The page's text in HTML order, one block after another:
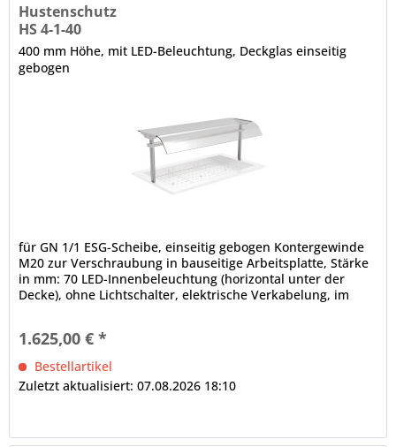
Hustenschutz
HS 4-1-40
400 mm Höhe, mit LED-Beleuchtung, Deckglas einseitig
gebogen
für GN 1/1 ESG-Scheibe, einseitig gebogen Kontergewinde
M20 zur Verschraubung in bauseitige Arbeitsplatte, Stärke
in mm: 70 LED-Innenbeleuchtung (horizontal unter der
Decke), ohne Lichtschalter, elektrische Verkabelung, im
gebogen, in der Tiefe wahlweise fixierbar...
1.625,00 € *
Bestellartikel
Zuletzt aktualisiert: 07.08.2026 18:10